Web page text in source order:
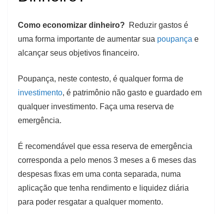
Como economizar dinheiro? Reduzir gastos é
uma forma importante de aumentar sua poupança e
alcançar seus objetivos financeiro.
Poupança, neste contesto, é qualquer forma de
investimento, é patrimônio não gasto e guardado em
qualquer investimento. Faça uma reserva de
emergência.
É recomendável que essa reserva de emergência
corresponda a pelo menos 3 meses a 6 meses das
despesas fixas em uma conta separada, numa
aplicação que tenha rendimento e liquidez diária
para poder resgatar a qualquer momento.